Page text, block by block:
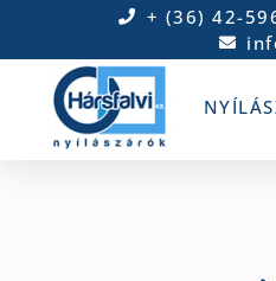
+ (36) 42-